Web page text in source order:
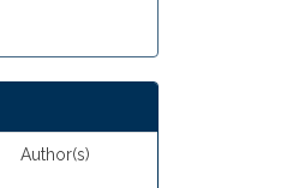
Author(s)